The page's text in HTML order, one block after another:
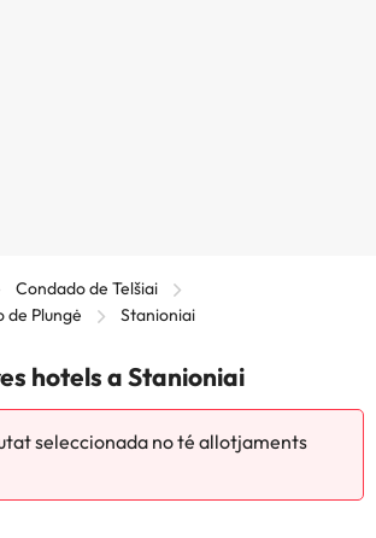
Condado de Telšiai
de Plungė
Stanioniai
hotels a Stanioniai
seleccionada no té allotjaments